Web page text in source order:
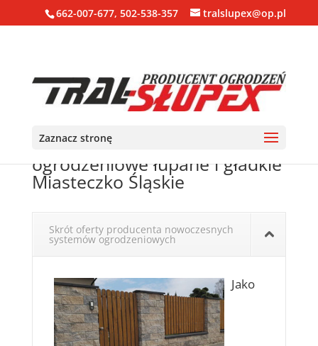
662-007-677, 502-538-357 tralslupex@op.pl
Zaznacz stronę
Ogrodzenia, bloczki, pustaki
ogrodzeniowe łupane i gładkie
Miasteczko Śląskie
Skrót oferty producenta nowoczesnych
systemów ogrodzeniowych
Jako